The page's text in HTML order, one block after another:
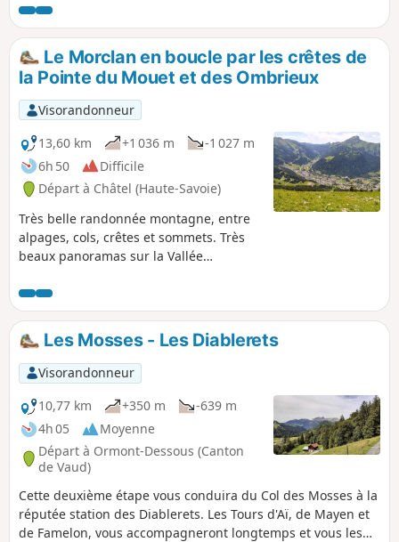
au sommet du Morclan (Dents du Midi,
massif du Mont-Blanc, Léman, Vallée du
Rhône...).
Le Morclan en boucle par les crêtes de
la Pointe du Mouet et des Ombrieux
Visorandonneur
13,60 km
+1 036 m
-1 027 m
6h 50
Difficile
Départ à Châtel (Haute-Savoie)
Très belle randonnée montagne, entre
alpages, cols, crêtes et sommets. Très
beaux panoramas sur la Vallée
Suisse et le Mont Blanc.
Les Mosses - Les Diablerets
Visorandonneur
10,77 km
+350 m
-639 m
4h 05
Moyenne
Départ à Ormont-Dessous (Canton
de Vaud)
Cette deuxième étape vous conduira du Col des Mosses à la
réputée station des Diablerets. Les Tours d'Aï, de Mayen et
de Famelon, vous accompagneront longtemps et vous les